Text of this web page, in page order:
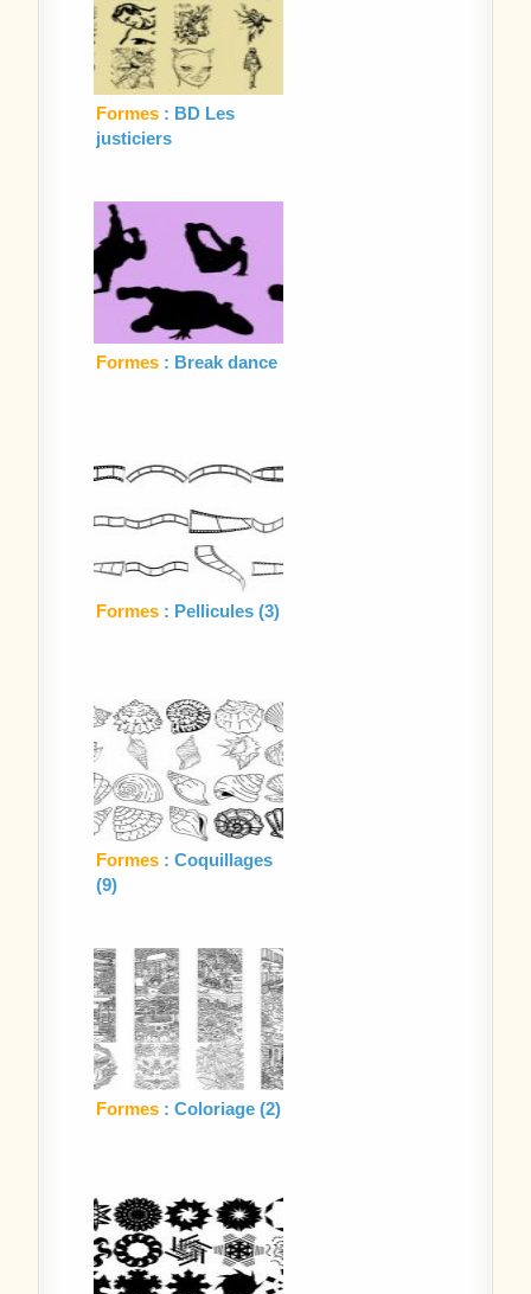
Formes : BD Les
justiciers
Formes : Break dance
Formes : Pellicules (3)
Formes : Coquillages
(9)
Formes : Coloriage (2)